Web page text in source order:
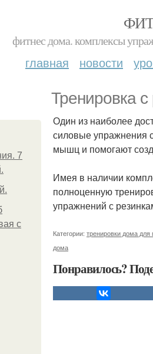
фитнес дома. комплексы
главная новости
Тренировка с
7
с
Один из наиболее
силовые упражнения
мышц и помогают
Имея в наличии
полноценную
упражнений с
Категории: тренировки дома для
дома
Понравилось?